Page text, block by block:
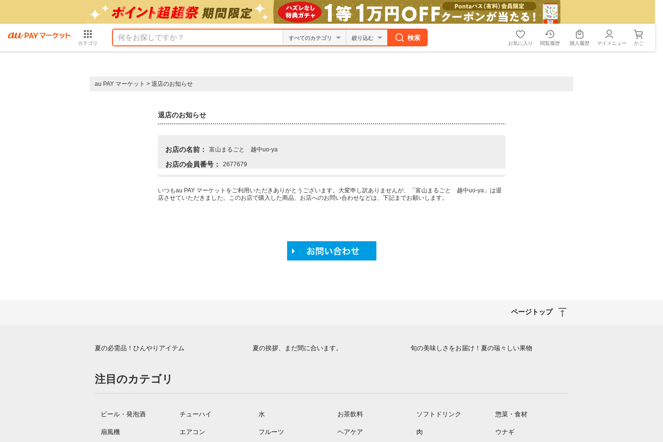
カテゴリ
絞り込む 検索
お気に入り 閲覧履歴 購入履歴 マイメニュー かご
au PAY マーケット > 退店のお知らせ
退店のお知らせ
お店の名前： 富山まるごと 越中uo-ya
お店の会員番号： 2677679
いつもau PAY マーケットをご利用いただきありがとうございます。大変申し訳ありませんが、「富山まるごと 越中uo-ya」は退
店させていただきました。このお店で購入した商品、お店へのお問い合わせなどは、下記までお願いします。
ページトップ
夏の必需品！ひんやりアイテム 夏の挨拶、まだ間に合います。 旬の美味しさをお届け！夏の瑞々しい果物
注目のカテゴリ
ビール・発泡酒 チューハイ 水 お茶飲料 ソフトドリンク 惣菜・食材
扇風機 エアコン フルーツ ヘアケア 肉 ウナギ